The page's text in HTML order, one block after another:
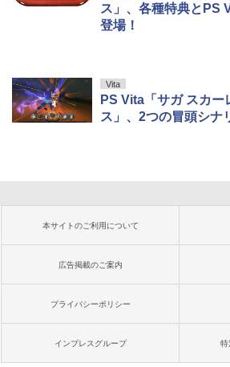
ス」、各種特典とPS
登場！
Vita
PS Vita「サガ スカー
ス」、2つの冒頭シナ
本サイトのご利用について
広告掲載のご案内
プライバシーポリシー
インプレスグループ 特